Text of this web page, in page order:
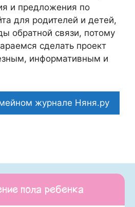
и предложения по
для родителей и детей,
обратной связи, потому
сделать проект
информативным и
журнале Няня.ру
пола ребенка